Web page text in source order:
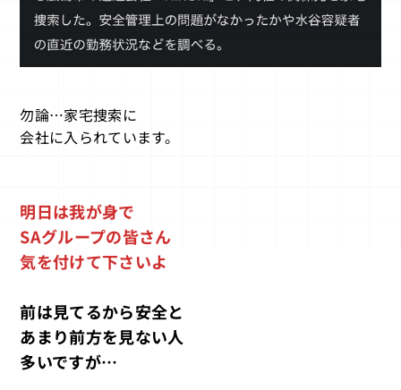
勿論…家宅捜索に
会社に入られています。
明日は我が身で
SAグループの皆さん
気を付けて下さいよ
前は見てるから安全と
あまり前方を見ない人
多いですが…